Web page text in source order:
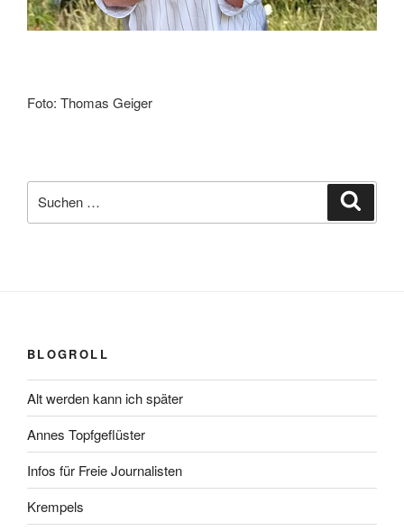
Foto: Thomas Geiger
nach:
BLOGROLL
Alt werden kann ich später
Annes Topfgeflüster
Infos für Freie Journalisten
Krempels